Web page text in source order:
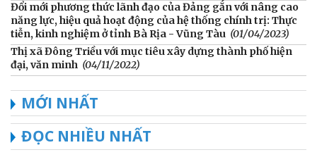
Đổi mới phương thức lãnh đạo của Đảng gắn với nâng cao
năng lực, hiệu quả hoạt động của hệ thống chính trị: Thực
tiễn, kinh nghiệm ở tỉnh Bà Rịa - Vũng Tàu (01/04/2023)
Thị xã Đông Triều với mục tiêu xây dựng thành phố hiện
đại, văn minh (04/11/2022)
MỚI NHẤT
ĐỌC NHIỀU NHẤT